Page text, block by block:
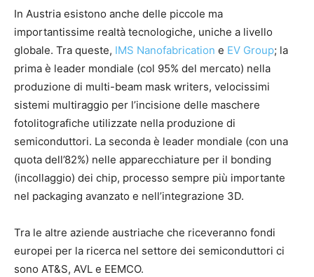
In Austria esistono anche delle piccole ma
importantissime realtà tecnologiche, uniche a livello
globale. Tra queste, IMS Nanofabrication e EV Group; la
prima è leader mondiale (col 95% del mercato) nella
produzione di multi-beam mask writers, velocissimi
sistemi multiraggio per l’incisione delle maschere
fotolitografiche utilizzate nella produzione di
semiconduttori. La seconda è leader mondiale (con una
quota dell’82%) nelle apparecchiature per il bonding
(incollaggio) dei chip, processo sempre più importante
nel packaging avanzato e nell’integrazione 3D.
Tra le altre aziende austriache che riceveranno fondi
europei per la ricerca nel settore dei semiconduttori ci
sono AT&S, AVL e EEMCO.